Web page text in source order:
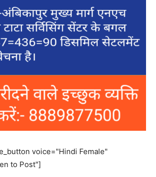
voice="Hindi Female"
to Post"]